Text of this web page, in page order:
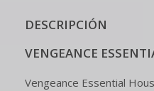
DESCRIPCIÓN
VENGEANCE
Vengeance Essential